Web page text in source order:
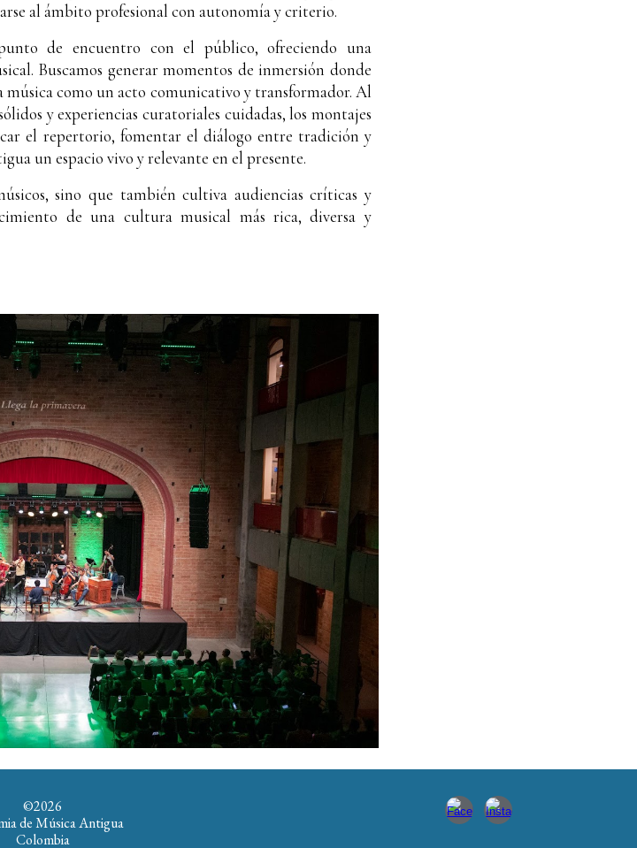
al ámbito profesional con autonomía y criterio.
de encuentro con el público, ofreciendo una
Buscamos generar momentos de inmersión donde
música como un acto comunicativo y transformador. Al
y experiencias curatoriales cuidadas, los montajes
el repertorio, fomentar el diálogo entre tradición y
un espacio vivo y relevante en el presente.
sino que también cultiva audiencias críticas y
de una cultura musical más rica, diversa y
©2026
de Música Antigua
Colombia